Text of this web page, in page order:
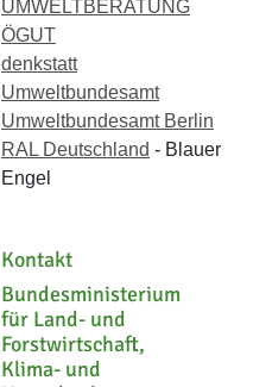
UMWELTBERATUNG
ÖGUT
denkstatt
Umweltbundesamt
Umweltbundesamt Berlin
RAL Deutschland - Blauer
Engel
Kontakt
Bundesministerium
für Land- und
Forstwirtschaft,
Klima- und